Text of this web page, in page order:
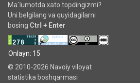
Ma`lumotda xato topdingizmi?
Uni belgilang va quyidagilarni
bosing Ctrl + Enter
Onlayn: 15
© 2010-2026 Navoiy viloyat
statistika boshqarmasi